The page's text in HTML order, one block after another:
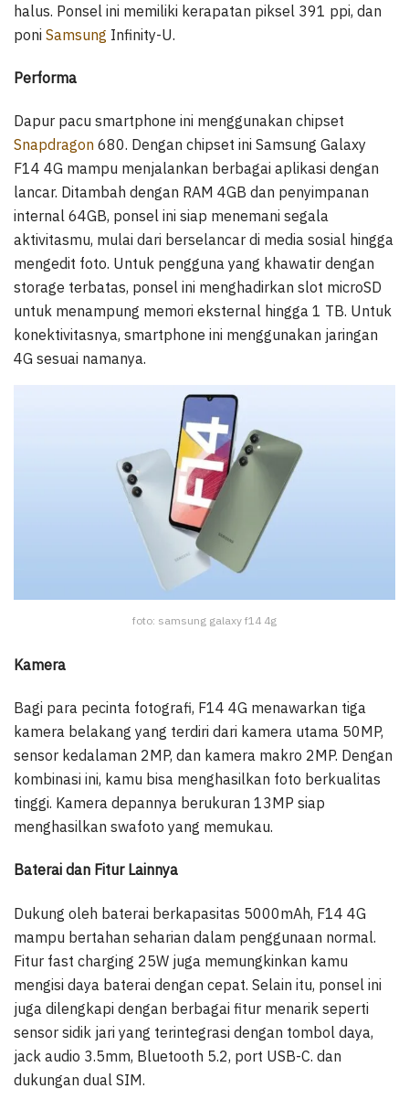
halus. Ponsel ini memiliki kerapatan piksel 391 ppi, dan
poni Samsung Infinity-U.
Performa
Dapur pacu smartphone ini menggunakan chipset
Snapdragon 680. Dengan chipset ini Samsung Galaxy
F14 4G mampu menjalankan berbagai aplikasi dengan
lancar. Ditambah dengan RAM 4GB dan penyimpanan
internal 64GB, ponsel ini siap menemani segala
aktivitasmu, mulai dari berselancar di media sosial hingga
mengedit foto. Untuk pengguna yang khawatir dengan
storage terbatas, ponsel ini menghadirkan slot microSD
untuk menampung memori eksternal hingga 1 TB. Untuk
konektivitasnya, smartphone ini menggunakan jaringan
4G sesuai namanya.
foto: samsung galaxy f14 4g
Kamera
Bagi para pecinta fotografi, F14 4G menawarkan tiga
kamera belakang yang terdiri dari kamera utama 50MP,
sensor kedalaman 2MP, dan kamera makro 2MP. Dengan
kombinasi ini, kamu bisa menghasilkan foto berkualitas
tinggi. Kamera depannya berukuran 13MP siap
menghasilkan swafoto yang memukau.
Baterai dan Fitur Lainnya
Dukung oleh baterai berkapasitas 5000mAh, F14 4G
mampu bertahan seharian dalam penggunaan normal.
Fitur fast charging 25W juga memungkinkan kamu
mengisi daya baterai dengan cepat. Selain itu, ponsel ini
juga dilengkapi dengan berbagai fitur menarik seperti
sensor sidik jari yang terintegrasi dengan tombol daya,
jack audio 3.5mm, Bluetooth 5.2, port USB-C. dan
dukungan dual SIM.